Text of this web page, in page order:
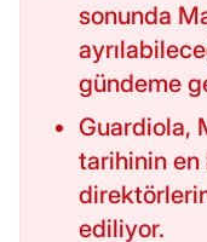
sonunda
gündeme
Guardiola,
tarihinin en
ediliyor.